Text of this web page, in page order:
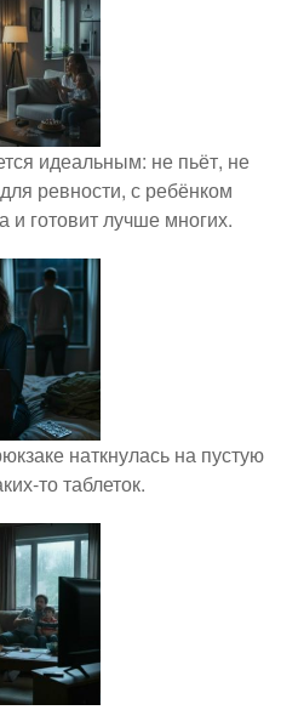
идеальным: не пьёт, не
ревности, с ребёнком
и готовит лучше многих.
наткнулась на пустую
то таблеток.